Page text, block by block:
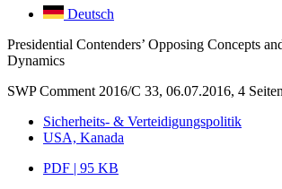
Deutsch
Presidential Contenders’ Opposing Concepts
Dynamics
SWP Comment 2016/C 33, 06.07.2016, 4 Seiten
Sicherheits- & Verteidigungspolitik
USA, Kanada
PDF | 95 KB